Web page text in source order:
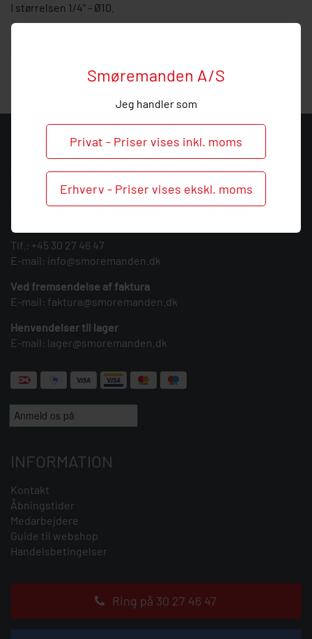
Smøremanden A/S
Jeg handler som
Privat - Priser vises inkl. moms
Erhverv - Priser vises ekskl. moms
I størrelsen 1/4" - Ø10.
KONTAKT
Smøremanden A/S
CVR: 39683717
Søndergården 3
Tlf.: +45 30 27 46 47
E-mail: info@smoremanden.dk
Ved fremsendelse af faktura
E-mail: faktura@smoremanden.dk
Henvendelser til lager
E-mail: lager@smoremanden.dk
INFORMATION
Kontakt
Åbningstider
Medarbejdere
Guide til webshop
Handelsbetingelser
Ring på 30 27 46 47